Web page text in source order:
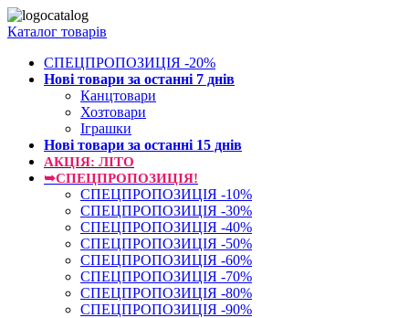
Каталог товарів
СПЕЦПРОПОЗИЦІЯ -20%
Нові товари за останнi 7 днiв
Канцтовари
Хозтовари
Іграшки
Нові товари за останнi 15 днiв
АКЦІЯ: ЛІТО
➥СПЕЦПРОПОЗИЦІЯ!
СПЕЦПРОПОЗИЦІЯ -10%
СПЕЦПРОПОЗИЦІЯ -30%
СПЕЦПРОПОЗИЦІЯ -40%
СПЕЦПРОПОЗИЦІЯ -50%
СПЕЦПРОПОЗИЦІЯ -60%
СПЕЦПРОПОЗИЦІЯ -70%
СПЕЦПРОПОЗИЦІЯ -80%
СПЕЦПРОПОЗИЦІЯ -90%